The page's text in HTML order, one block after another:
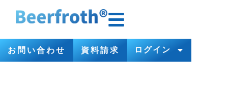
お問い合わせ 資料請求 ログイン